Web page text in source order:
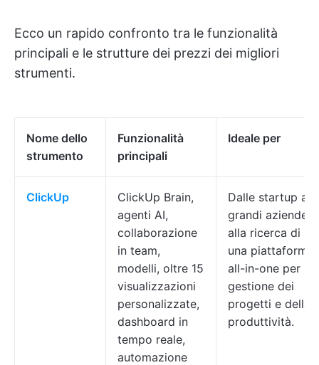
Ecco un rapido confronto tra le funzionalità
principali e le strutture dei prezzi dei migliori
strumenti.
Nome dello
strumento
Funzionalità
principali
Ideale per
ClickUp
ClickUp Brain,
agenti AI,
collaborazione
in team,
modelli, oltre 15
visualizzazioni
personalizzate,
dashboard in
tempo reale,
automazione
Dalle startup alle
grandi aziende
alla ricerca di
una piattaforma
all-in-one per la
gestione dei
progetti e della
produttività.